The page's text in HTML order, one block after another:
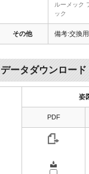
ルーメック
ック
その他 備考:交換
データダウンロード
姿
PDF